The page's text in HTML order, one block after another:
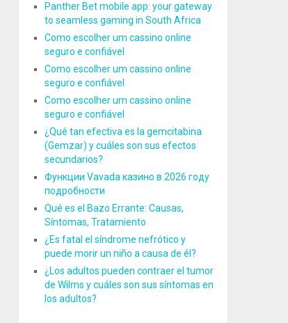
Panther Bet mobile app: your gateway
to seamless gaming in South Africa
Como escolher um cassino online
seguro e confiável
Como escolher um cassino online
seguro e confiável
Como escolher um cassino online
seguro e confiável
¿Qué tan efectiva es la gemcitabina
(Gemzar) y cuáles son sus efectos
secundarios?
Функции Vavada казино в 2026 году
подробности
Qué es el Bazo Errante: Causas,
Síntomas, Tratamiento
¿Es fatal el síndrome nefrótico y
puede morir un niño a causa de él?
¿Los adultos pueden contraer el tumor
de Wilms y cuáles son sus síntomas en
los adultos?